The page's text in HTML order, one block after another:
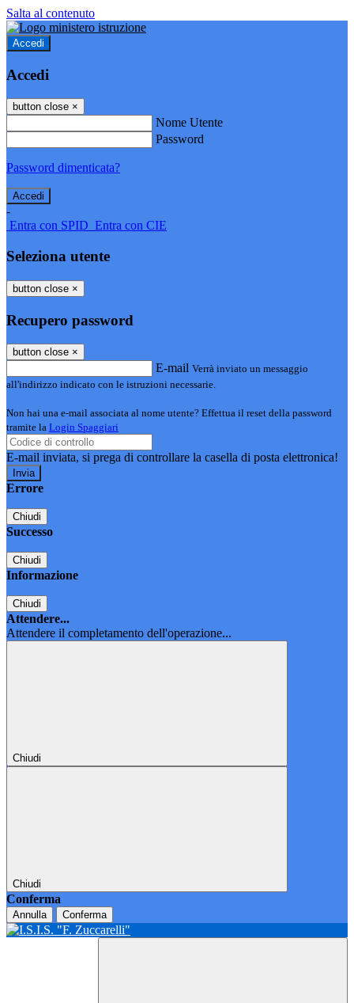
Salta al contenuto
Accedi
Accedi
button close ×
Nome Utente
Password
Password dimenticata?
-
Entra con SPID Entra con CIE
Seleziona utente
button close ×
Recupero password
button close ×
E-mail Verrà inviato un messaggio
all'indirizzo indicato con le istruzioni necessarie.
Non hai una e-mail associata al nome utente? Effettua il reset della password
tramite la Login Spaggiari
E-mail inviata, si prega di controllare la casella di posta elettronica!
Errore
Chiudi
Successo
Chiudi
Informazione
Chiudi
Attendere...
Attendere il completamento dell'operazione...
Chiudi
Chiudi
Conferma
Annulla Conferma